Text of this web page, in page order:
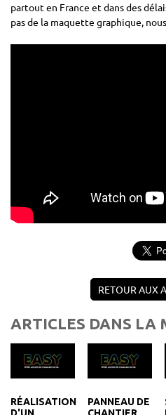
partout en France et dans des
pas de la maquette graphique,
RETOUR AUX
ARTICLES DANS LA
RÉALISATION
D'UN
PANNEAU DE
CHANTIER